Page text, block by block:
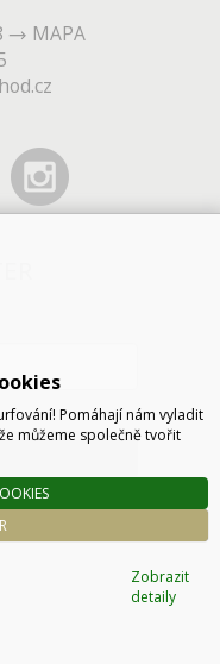
MAPA
Pomáhají nám vyladit
můžeme společně tvořit
Zobrazit
detaily